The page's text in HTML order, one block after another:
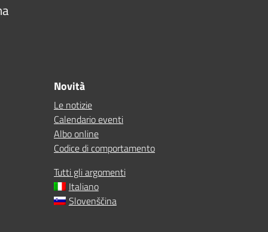
Novità
Le notizie
Calendario eventi
Albo online
Codice di comportamento
Tutti gli argomenti
Italiano
Slovenščina